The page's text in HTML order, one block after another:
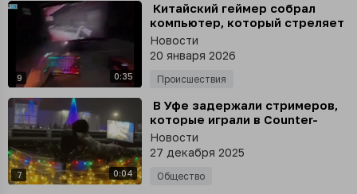
9 0:35
⁣ Китайский геймер собрал
компьютер, который стреляет
по нему каждый раз, когда в
него стреляют в игре
Новости
20 января 2026
Происшествия
7 0:04
⁣ В Уфе задержали стримеров,
которые играли в Counter-
Strike прямо в прицепе на
полном ходу
Новости
27 декабря 2025
Общество